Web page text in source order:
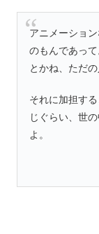
アニメーショ
のもんであっ
とかね、ただ
それに加担す
じぐらい、世
よ。